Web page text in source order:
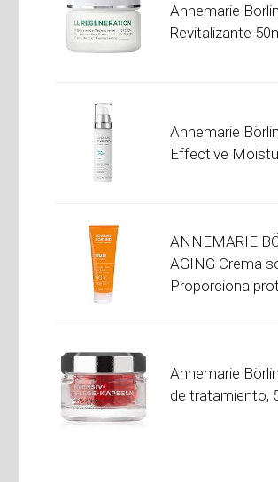
Annemarie
Revitalizante
Annemarie
Effective
ANNEMARIE
AGING Crema
Proporciona
Annemarie
de tratamiento,